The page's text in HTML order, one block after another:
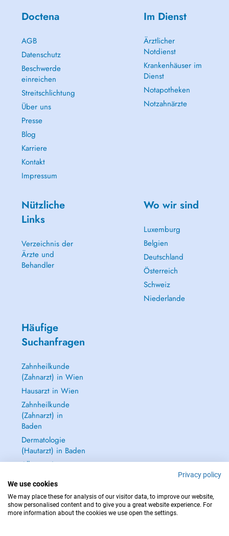
Doctena
AGB
Datenschutz
Beschwerde
einreichen
Streitschlichtung
Über uns
Presse
Blog
Karriere
Kontakt
Impressum
Im Dienst
Ärztlicher
Notdienst
Krankenhäuser im
Dienst
Notapotheken
Notzahnärzte
Nützliche
Links
Verzeichnis der
Ärzte und
Behandler
Wo wir sind
Luxemburg
Belgien
Deutschland
Österreich
Schweiz
Niederlande
Häufige
Suchanfragen
Zahnheilkunde
(Zahnarzt) in Wien
Hausarzt in Wien
Zahnheilkunde
(Zahnarzt) in
Baden
Dermatologie
(Hautarzt) in Baden
Alle anzeigen →
IM NOTFALL WENDEN SIE SICH AN : 112
Privacy policy
We use cookies
We may place these for analysis of our visitor data, to improve our website,
show personalised content and to give you a great website experience. For
more information about the cookies we use open the settings.